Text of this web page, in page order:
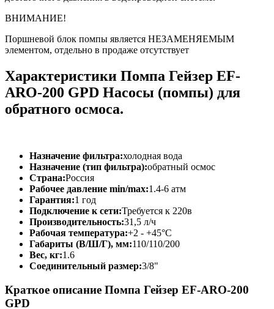
ВНИМАНИЕ!
Поршневой блок помпы является НЕЗАМЕНЯЕМЫМ
элементом, отдельно в продаже отсутствует
Характеристики Помпа Гейзер EF-
ARO-200 GPD Насосы (помпы) для
обратного осмоса.
Назначение фильтра:холодная вода
Назначение (тип фильтра):обратный осмос
Страна:Россия
Рабочее давление min/max:1.4-6 атм
Гарантия:1 год
Подключение к сети:Требуется к 220в
Производительность:31,5 л/ч
Рабочая температура:+2 - +45°C
Габариты (В/Ш/Г), мм:110/110/200
Вес, кг:1.6
Соединительный размер:3/8"
Краткое описание Помпа Гейзер EF-ARO-200
GPD